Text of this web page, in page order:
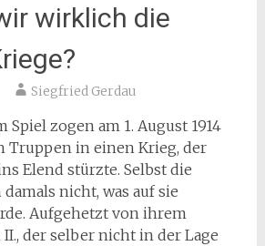
wirklich die
Siegfried Gerdau
zogen am 1. August 1914
Truppen in einen Krieg, der
Elend stürzte. Selbst die
nicht, was auf sie
Aufgehetzt von ihrem
der selber nicht in der Lage